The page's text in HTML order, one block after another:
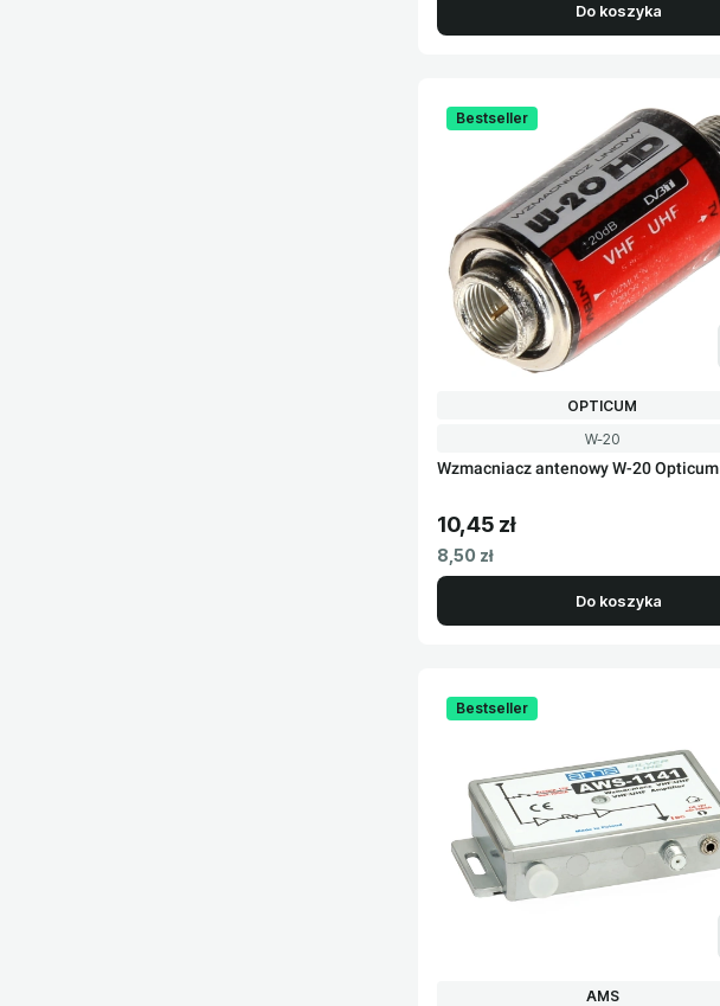
Do koszyka
Bestseller
Kod produktu
W-20
Wzmacniacz antenowy W-20 Opticum
PRODUCENT
OPTICUM
Cena brutto
10,45 zł
Cena netto
8,50 zł
Do koszyka
Bestseller
PRODUCENT
AMS